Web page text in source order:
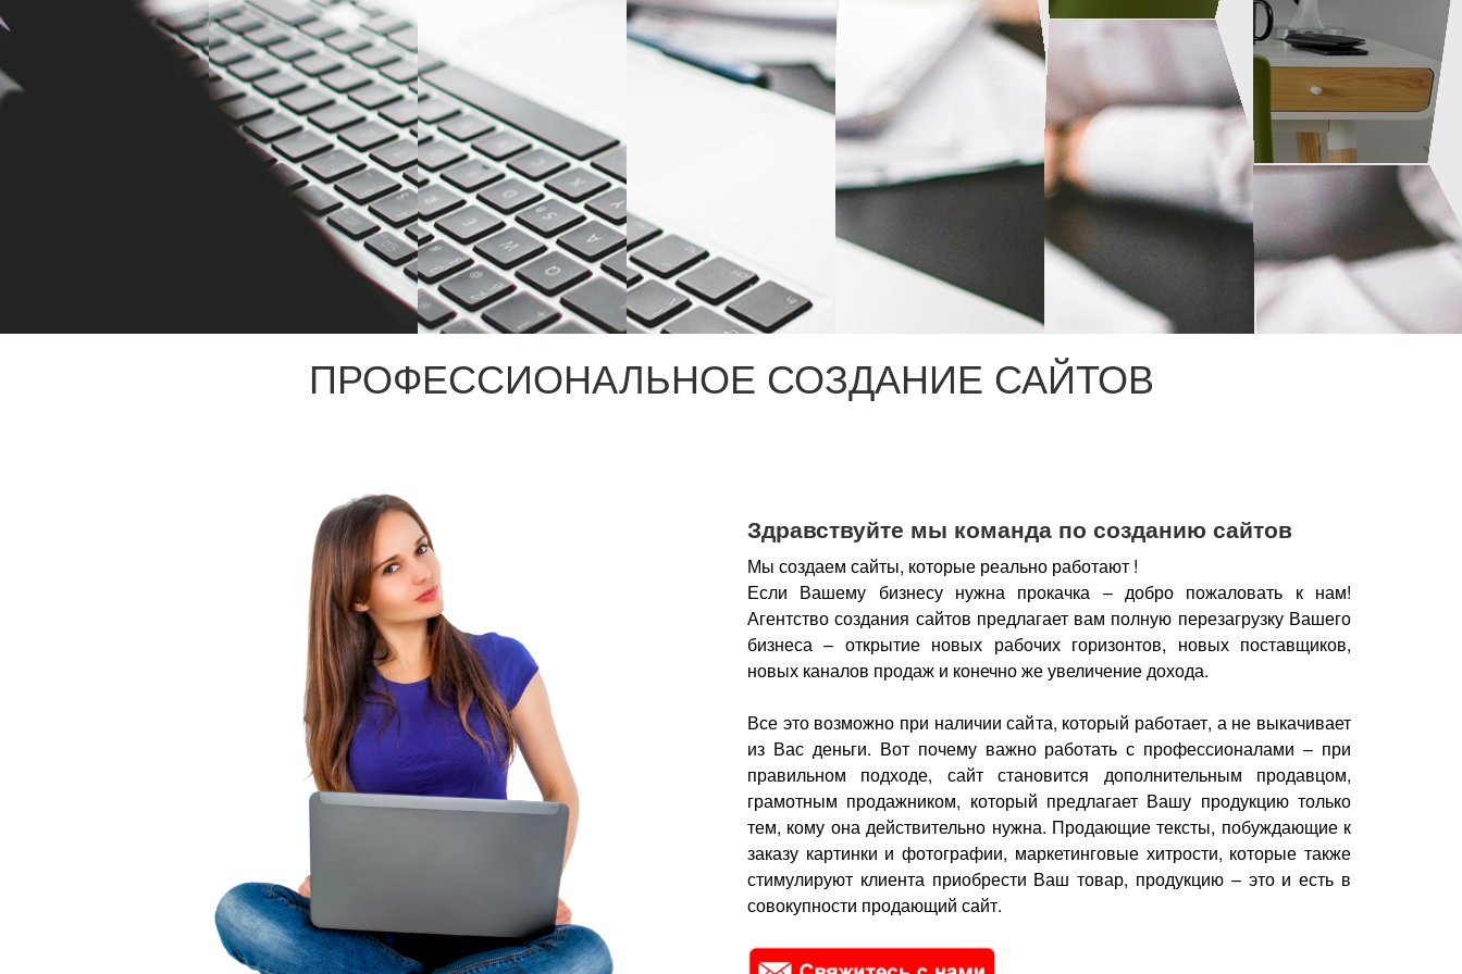
ПРОФЕССИОНАЛЬНОЕ СОЗДАНИЕ САЙТОВ
Здравствуйте мы команда по созданию сайтов
Мы создаем сайты, которые реально работают !
Если Вашему бизнесу нужна прокачка – добро пожаловать к нам!
Агентство создания сайтов предлагает вам полную перезагрузку Вашего
бизнеса – открытие новых рабочих горизонтов, новых поставщиков,
новых каналов продаж и конечно же увеличение дохода.
Все это возможно при наличии сайта, который работает, а не выкачивает
из Вас деньги. Вот почему важно работать с профессионалами – при
правильном подходе, сайт становится дополнительным продавцом,
грамотным продажником, который предлагает Вашу продукцию только
тем, кому она действительно нужна. Продающие тексты, побуждающие к
заказу картинки и фотографии, маркетинговые хитрости, которые также
стимулируют клиента приобрести Ваш товар, продукцию – это и есть в
совокупности продающий сайт.